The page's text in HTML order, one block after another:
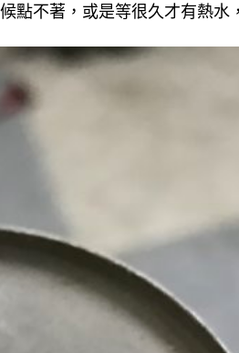
點不著，或是等很久才有熱水